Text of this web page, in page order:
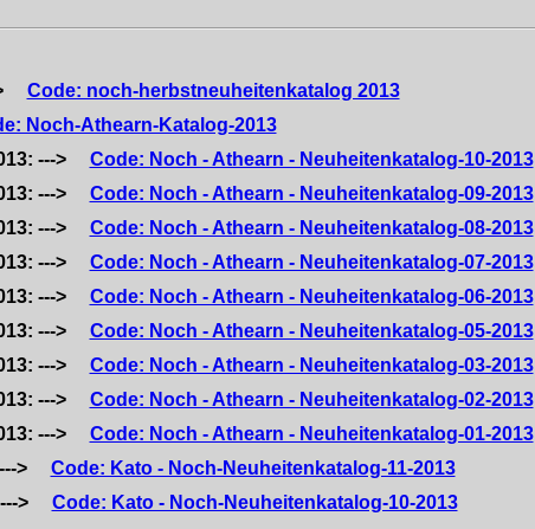
Code: noch-herbstneuheitenkatalog 2013
Noch-Athearn-Katalog-2013
--->
Code: Noch - Athearn - Neuheitenkatalog-10-2013
--->
Code: Noch - Athearn - Neuheitenkatalog-09-2013
--->
Code: Noch - Athearn - Neuheitenkatalog-08-2013
--->
Code: Noch - Athearn - Neuheitenkatalog-07-2013
--->
Code: Noch - Athearn - Neuheitenkatalog-06-2013
--->
Code: Noch - Athearn - Neuheitenkatalog-05-2013
--->
Code: Noch - Athearn - Neuheitenkatalog-03-2013
--->
Code: Noch - Athearn - Neuheitenkatalog-02-2013
--->
Code: Noch - Athearn - Neuheitenkatalog-01-2013
--->
Code: Kato - Noch-Neuheitenkatalog-11-2013
--->
Code: Kato - Noch-Neuheitenkatalog-10-2013